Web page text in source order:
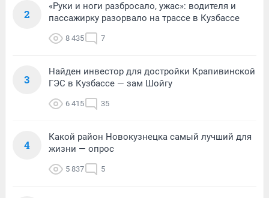
2
«Руки и ноги разбросало, ужас»: водителя и
пассажирку разорвало на трассе в Кузбассе
8 435 7
3
Найден инвестор для достройки Крапивинской
ГЭС в Кузбассе — зам Шойгу
6 415 35
4
Какой район Новокузнецка самый лучший для
жизни — опрос
5 837 5